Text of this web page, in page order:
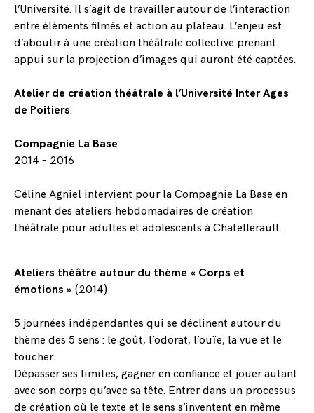
l’Université. Il s’agit de travailler autour de l’interaction
entre éléments filmés et action au plateau. L’enjeu est
d’aboutir à une création théâtrale collective prenant
appui sur la projection d’images qui auront été captées.
Atelier de création théâtrale à l’Université Inter Ages
de Poitiers.
Compagnie La Base
2014 – 2016
Céline Agniel intervient pour la Compagnie La Base en
menant des ateliers hebdomadaires de création
théâtrale pour adultes et adolescents à Chatellerault.
Ateliers théâtre autour du thème « Corps et
émotions » (2014)
5 journées indépendantes qui se déclinent autour du
thème des 5 sens : le goût, l’odorat, l’ouïe, la vue et le
toucher.
Dépasser ses limites, gagner en confiance et jouer autant
avec son corps qu’avec sa tête. Entrer dans un processus
de création où le texte et le sens s’inventent en même